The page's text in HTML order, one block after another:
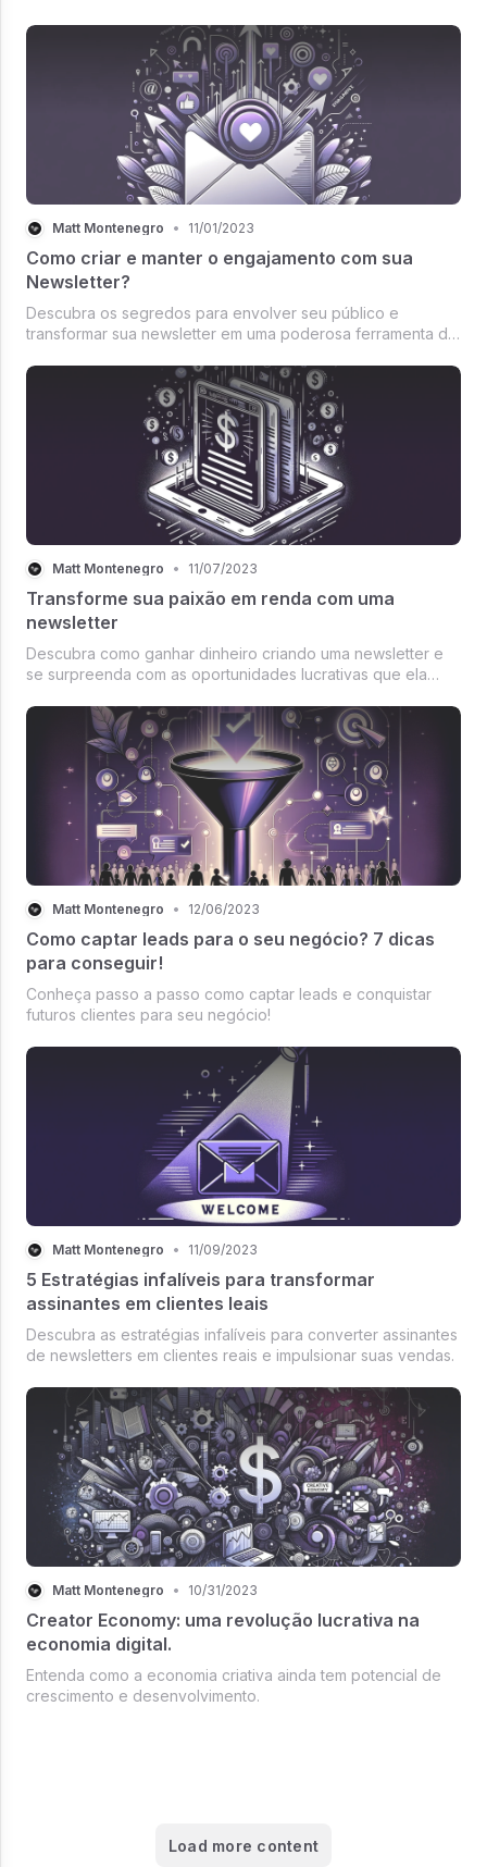
Matt Montenegro • 11/01/2023
Como criar e manter o engajamento com sua
Newsletter?
Descubra os segredos para envolver seu público e
transformar sua newsletter em uma poderosa ferramenta de
Matt Montenegro • 11/07/2023
Transforme sua paixão em renda com uma
newsletter
Descubra como ganhar dinheiro criando uma newsletter e
se surpreenda com as oportunidades lucrativas que ela
Matt Montenegro • 12/06/2023
Como captar leads para o seu negócio? 7 dicas
para conseguir!
Conheça passo a passo como captar leads e conquistar
futuros clientes para seu negócio!
Matt Montenegro • 11/09/2023
5 Estratégias infalíveis para transformar
assinantes em clientes leais
Descubra as estratégias infalíveis para converter assinantes
de newsletters em clientes reais e impulsionar suas vendas.
Matt Montenegro • 10/31/2023
Creator Economy: uma revolução lucrativa na
economia digital.
Entenda como a economia criativa ainda tem potencial de
crescimento e desenvolvimento.
Load more content